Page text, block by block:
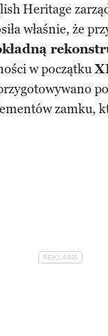
Heritage
właśnie, że
w początku
zamku,